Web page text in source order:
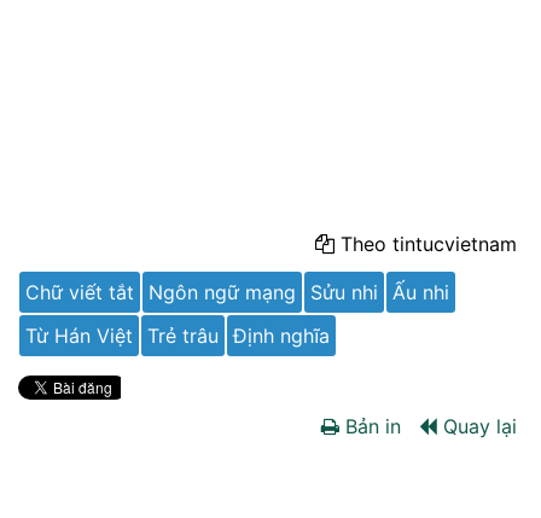
Theo tintucvietnam
Chữ viết tắt
Ngôn ngữ mạng Sửu nhi
Ấu nhi
Từ Hán Việt
Trẻ trâu Định nghĩa
Bản in Quay lại